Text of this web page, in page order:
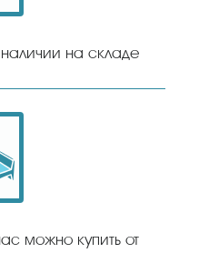
на складе
можно купить от